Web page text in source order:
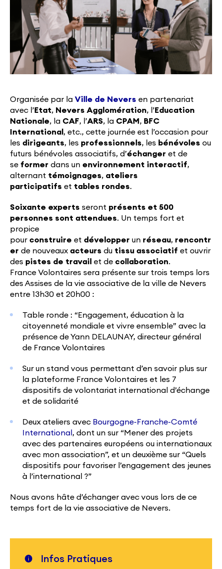
Organisée par la Ville de Nevers en partenariat
avec l’ Etat, Nevers Agglomération, l’ Education
Nationale, la CAF, l’ARS, la CPAM , BFC
International , etc., cette journée est l’occasion pour
les dirigeants, les professionnels, les bénévoles ou
futurs bénévoles associatifs, d’échanger et de
se former dans un environnement interactif,
alternant témoignages, ateliers
participatifs et tables rondes.
Soixante experts seront présents et 500
personnes sont attendues. Un temps fort et
propice
pour construire et développer un réseau, rencontr
er de nouveaux acteurs du tissu associatif et ouvrir
des pistes de travail et de collaboration.
France Volontaires sera présente sur trois temps lors
des Assises de la vie associative de la ville de Nevers
entre 13h30 et 20h00 :
Table ronde : “Engagement, éducation à la
citoyenneté mondiale et vivre ensemble” avec la
présence de Yann DELAUNAY, directeur général
de France Volontaires
Sur un stand vous permettant d’en savoir plus sur
la plateforme France Volontaires et les 7
dispositifs de volontariat international d’échange
et de solidarité
Deux ateliers avec Bourgogne-Franche-Comté
International , dont un sur “Mener des projets
avec des partenaires européens ou internationaux
avec mon association”, et un deuxième sur “Quels
dispositifs pour favoriser l’engagement des jeunes
à l’international ?”
Nous avons hâte d’échanger avec vous lors de ce
temps fort de la vie associative de Nevers.
Infos Pratiques